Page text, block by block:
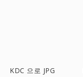
KDC 으로 JPG